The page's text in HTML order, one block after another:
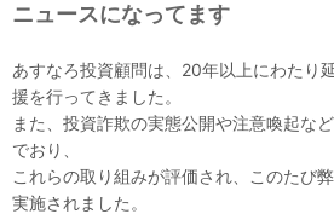
ニュースになってます
あすなろ投資顧問は、20年以上にわたり
援を行ってきました。
また、投資詐欺の実態公開や注意喚起な
でおり、
これらの取り組みが評価され、このたび
実施されました。